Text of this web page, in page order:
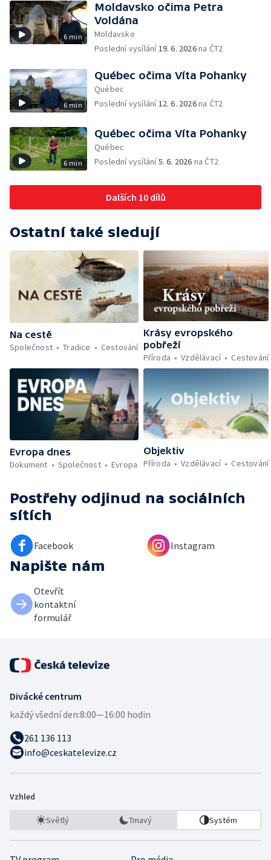
6 min
Moldavsko očima Petra
Voldána
Moldavsko
Poslední vysílání19. 6. 2026na ČT2
6 min
Québec očima Víta Pohanky
Québec
Poslední vysílání12. 6. 2026na ČT2
6 min
Québec očima Víta Pohanky
Québec
Poslední vysílání5. 6. 2026 na ČT2
Dalších 10 dílů
Ostatní také sledují
Na cestě
Společnost
Tradice Cestování
Krásy evropského
pobřeží
Příroda
Vzdělávací Cestování
Evropa dnes
Dokument
Společnost Evropa
Objektiv
Příroda
Vzdělávací Cestování
Postřehy odjinud na sociálních
sítích
Facebook Instagram
Napište nám
Otevřít
kontaktní
formulář
Divácké centrum
každý všední den:8:00—16:00 hodin
261 136 113
info@ceskatelevize.cz
Vzhled
Světlý Tmavý Systém